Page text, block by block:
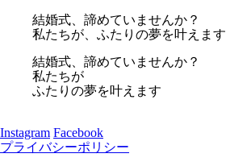
結婚式、諦めていませんか？
私たちが、ふたりの夢を叶えます
結婚式、諦めていませんか？
私たちが
ふたりの夢を叶えます
Instagram Facebook
プライバシーポリシー